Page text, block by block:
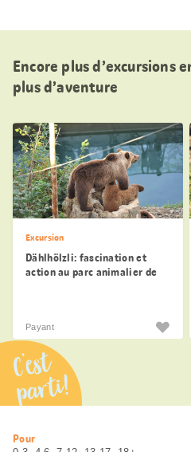
Encore plus d’excursions
plus d’aventure
Excursion
Dählhölzli: fascination et
action au parc animalier de
Payant
C’est
parti!
Informations
Pour